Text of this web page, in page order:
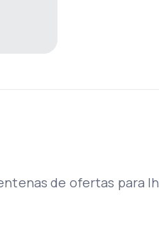
de ofertas para